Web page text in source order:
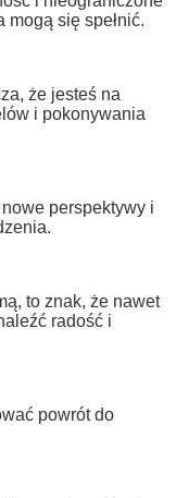
mogą się spełnić.
że jesteś na
i pokonywania
perspektywy i
to znak, że nawet
radość i
powrót do